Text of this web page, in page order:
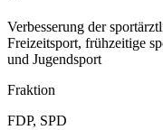
Verbesserung der
Freizeitsport, frühzeitige
und Jugendsport
Fraktion
FDP, SPD